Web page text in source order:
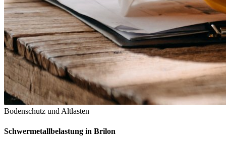
Bodenschutz und Altlasten
Schwermetallbelastung in Brilon